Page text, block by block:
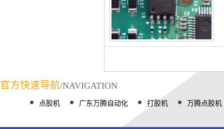
官方快速导航/NAVIGATION
点胶机 广东万腾自动化 打胶机 万腾点胶机